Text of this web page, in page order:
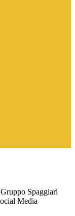
Spaggiari
Media